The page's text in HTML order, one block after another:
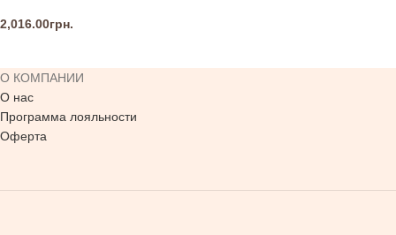
2,016.00грн.
О КОМПАНИИ
О нас
Программа лояльности
Оферта